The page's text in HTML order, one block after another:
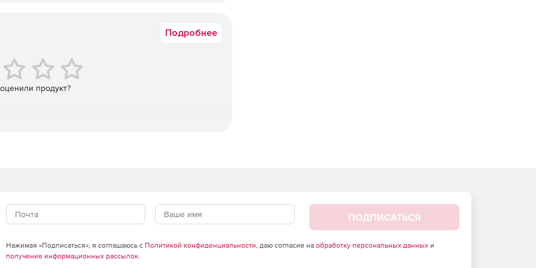
схема, таблицы прокладки кабелей).
инструмента «Менеджер проекта» – фактически
Подробнее
продукт?
ПОДПИСАТЬСЯ
Нажимая «Подписаться», я соглашаюсь с Политикой конфиденциальности, даю согласие на обработку персональных данныхи
получение информационных рассылок.